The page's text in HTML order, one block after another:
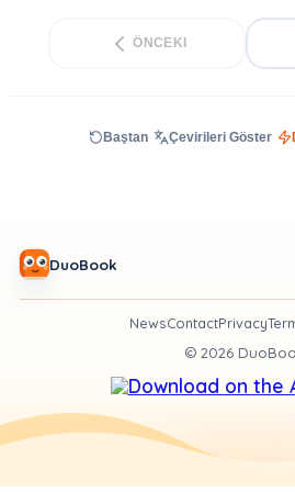
ÖNCEKI
Baştan Çevirileri Göster
DuoBook
NewsContactPrivacy
© 2026